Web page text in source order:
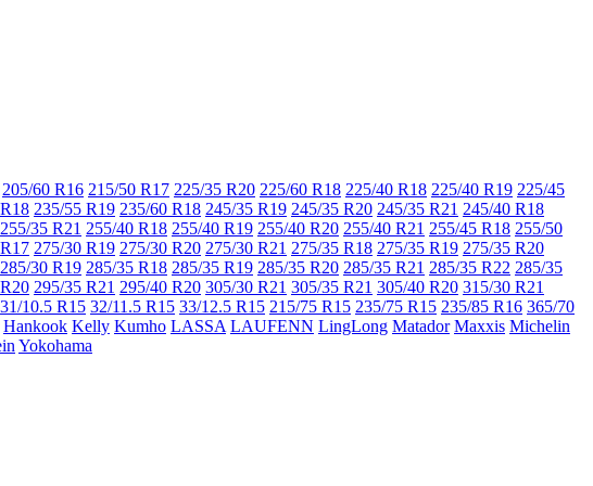
205/60 R16 215/50 R17 225/35 R20 225/60 R18 225/40 R18 225/40 R19 225/45
235/55 R19 235/60 R18 245/35 R19 245/35 R20 245/35 R21 245/40 R18
255/35 R21 255/40 R18 255/40 R19 255/40 R20 255/40 R21 255/45 R18 255/50
275/30 R19 275/30 R20 275/30 R21 275/35 R18 275/35 R19 275/35 R20
285/30 R19 285/35 R18 285/35 R19 285/35 R20 285/35 R21 285/35 R22 285/35
295/35 R21 295/40 R20 305/30 R21 305/35 R21 305/40 R20 315/30 R21
31/10.5 R15 32/11.5 R15 33/12.5 R15 215/75 R15 235/75 R15 235/85 R16 365/70
Hankook Kelly Kumho LASSA LAUFENN LingLong Matador Maxxis Michelin
Yokohama